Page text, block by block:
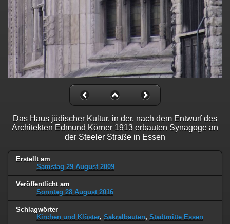
Das Haus jüdischer Kultur, in der, nach dem Entwurf des
Architekten Edmund Körner 1913 erbauten Synagoge an
der Steeler Straße in Essen
Erstellt am
Samstag 29 August 2009
Veröffentlicht am
Sonntag 28 August 2016
Schlagwörter
Kirchen und Klöster, Sakralbauten, Stadtmitte Essen